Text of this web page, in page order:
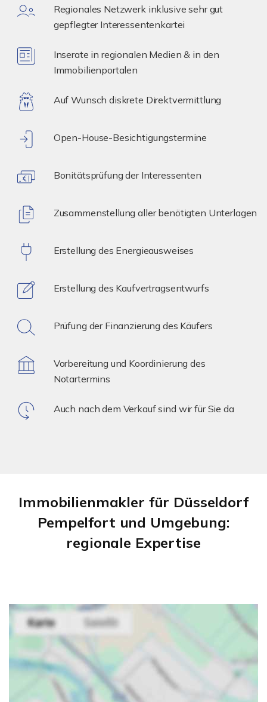
Regionales Netzwerk inklusive sehr gut
gepflegter Interessentenkartei
Inserate in regionalen Medien & in den
Immobilienportalen
Auf Wunsch diskrete Direktvermittlung
Open-House-Besichtigungstermine
Bonitätsprüfung der Interessenten
Zusammenstellung aller benötigten Unterlagen
Erstellung des Energieausweises
Erstellung des Kaufvertragsentwurfs
Prüfung der Finanzierung des Käufers
Vorbereitung und Koordinierung des
Notartermins
Auch nach dem Verkauf sind wir für Sie da
Immobilienmakler für Düsseldorf
Pempelfort und Umgebung:
regionale Expertise